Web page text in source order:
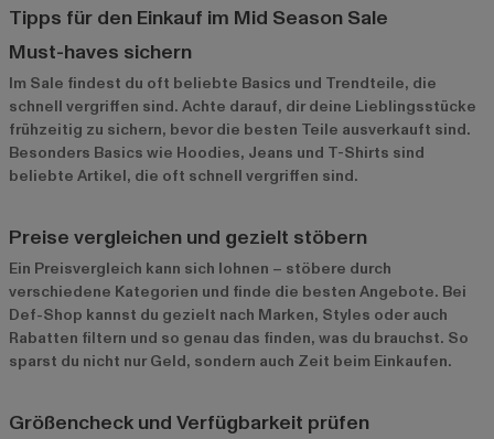
Tipps für den Einkauf im Mid Season Sale
Must-haves sichern
Im Sale findest du oft beliebte Basics und Trendteile, die
schnell vergriffen sind. Achte darauf, dir deine Lieblingsstücke
frühzeitig zu sichern, bevor die besten Teile ausverkauft sind.
Besonders Basics wie Hoodies, Jeans und T-Shirts sind
beliebte Artikel, die oft schnell vergriffen sind.
Preise vergleichen und gezielt stöbern
Ein Preisvergleich kann sich lohnen – stöbere durch
verschiedene Kategorien und finde die besten Angebote. Bei
Def-Shop kannst du gezielt nach Marken, Styles oder auch
Rabatten filtern und so genau das finden, was du brauchst. So
sparst du nicht nur Geld, sondern auch Zeit beim Einkaufen.
Größencheck und Verfügbarkeit prüfen